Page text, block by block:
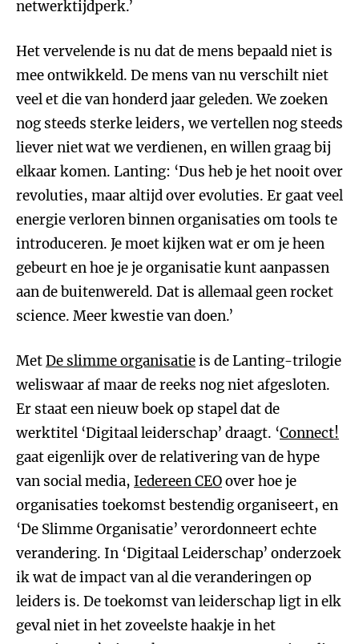
netwerktijdperk.’
Het vervelende is nu dat de mens bepaald niet is
mee ontwikkeld. De mens van nu verschilt niet
veel et die van honderd jaar geleden. We zoeken
nog steeds sterke leiders, we vertellen nog steeds
liever nietwat we verdienen, en willen graag bij
elkaar komen. Lanting: ‘Dus heb je het nooit over
revoluties, maar altijd over evoluties. Er gaat veel
energie verloren binnen organisaties om tools te
introduceren. Je moet kijken wat er om je heen
gebeurt en hoe je je organisatie kunt aanpassen
aan de buitenwereld. Dat is allemaal geen rocket
science. Meer kwestie van doen.’
MetDe slimme organisatieis de Lanting-trilogie
weliswaar af maar de reeks nog niet afgesloten.
Er staat een nieuw boek op stapel dat de
werktitel ‘Digitaal leiderschap’ draagt. ‘Connect!
gaat eigenlijk over de relativering van de hype
van social media, Iedereen CEOover hoe je
organisaties toekomst bestendig organiseert, en
‘De Slimme Organisatie’ verordonneert echte
verandering. In ‘Digitaal Leiderschap’ onderzoek
ik wat de impact van al die veranderingen op
leiders is. De toekomst van leiderschap ligt in elk
geval niet in het zoveelste haakje in het